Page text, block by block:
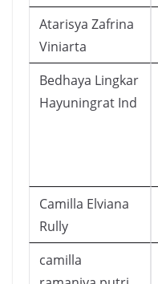
Atarisya Zafrina
Viniarta
Bedhaya Lingkar
Hayuningrat Ind
Camilla Elviana
Rully
camilla